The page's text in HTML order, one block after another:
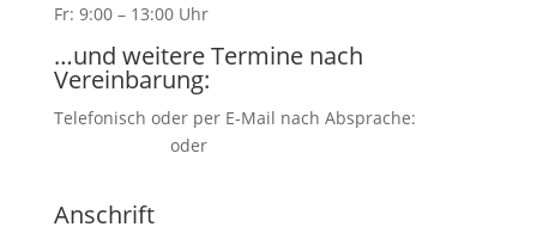
Fr: 9:00 – 13:00 Uhr
…und weitere Termine nach
Vereinbarung:
Telefonisch oder per E-Mail nach Absprache:
oder
Anschrift